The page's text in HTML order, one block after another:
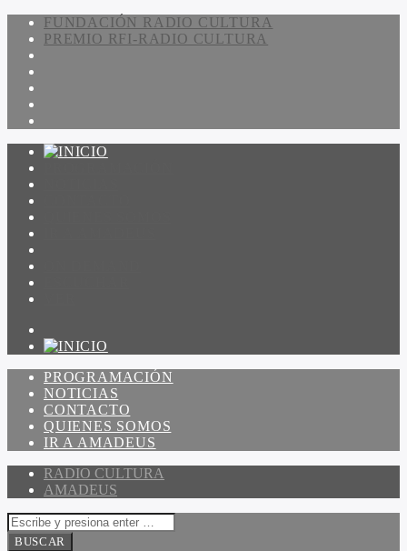
FUNDACIÓN RADIO CULTURA
PREMIO RFI-RADIO CULTURA
PROGRAMACIÓN
NOTICIAS
CONTACTO
QUIENES SOMOS
IR A AMADEUS
RADIO CULTURA
AMADEUS